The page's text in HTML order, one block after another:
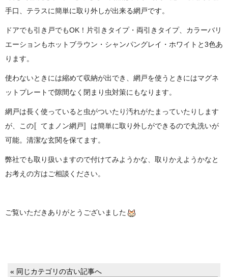
手口、テラスに簡単に取り外しが出来る網戸です。
ドアでも引き戸でもOK！片引きタイプ・両引きタイプ、カラーバリ
エーションもホットブラウン・シャンパングレイ・ホワイトと3色あ
ります。
使わないときには縮めて収納が出でき、網戸を使うときにはマグネ
ットプレートで隙間なく閉まり虫対策にもなります。
網戸は長く使っていると虫がついたり汚れがたまっていたりします
が、この〚てまノン網戸〛は簡単に取り外しができるので丸洗いが
可能。清潔な玄関を保てます。
弊社でも取り扱いますので付けてみようかな、取りかえようかなと
お考えの方はご相談ください。
ご覧いただきありがとうございました
« 同じカテゴリの古い記事へ